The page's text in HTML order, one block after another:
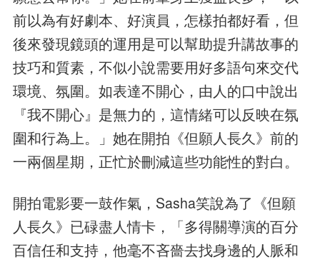
前以為有好劇本、好演員，怎樣拍都好看，但
後來發現鏡頭的運用是可以幫助提升講故事的
技巧和質素，不似小說需要用好多語句來交代
環境、氛圍。如表達不開心，由人的口中說出
『我不開心』是無力的，這情緒可以反映在氛
圍和行為上。」她在開拍《但願人長久》前的
一兩個星期，正忙於刪減這些功能性的對白。
開拍電影要一鼓作氣，Sasha笑說為了《但願
人長久》已碌盡人情卡，「多得關導演的百分
百信任和支持，他毫不吝嗇去找身邊的人脈和